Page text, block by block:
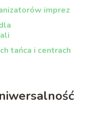
imprez
tańca i centrach